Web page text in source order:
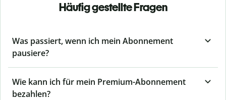
Häufig gestellte Fragen
Was passiert, wenn ich mein Abonnement
pausiere?
Wie kann ich für mein Premium-Abonnement
bezahlen?